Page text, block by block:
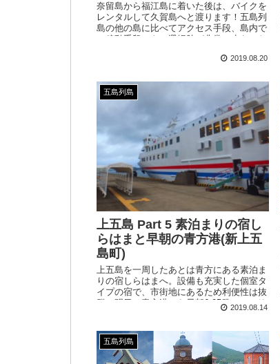
奈留島から福江島に着いた後は、バイクを
レンタルして久賀島へと渡ります！五島列
島の他の島に比べてアクセス手段、島内で
の移動手段ともに選択肢が非常に少ないた
2019.08.20
五島列島
上五島 Part 5 素泊まりの宿し
らはまと早朝の青方港(新上五
島町)
上五島を一周したあとは青方にある素泊ま
りの宿しらはまへ。設備も充実した個室タ
イプの宿で、市街地にあるため利便性は抜
群。明日は青方港から早朝6:05発のフェリ
ー太古に乗船して奈留島へと向かいます。
2019.08.14
五島列島